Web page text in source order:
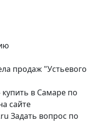
продаж "Устьевого